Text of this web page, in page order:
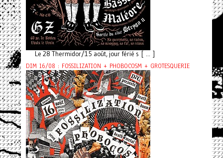
Le 28 Thermidor/15 août, jour férié s [ ... ]
DIM 16/08 : FOSSILIZATION + PHOBOCOSM + GROTESQUERIE